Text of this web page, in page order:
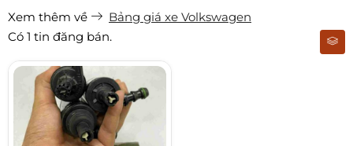
Xem thêm về
Bảng giá xe Volkswagen
Có 1 tin đăng bán.